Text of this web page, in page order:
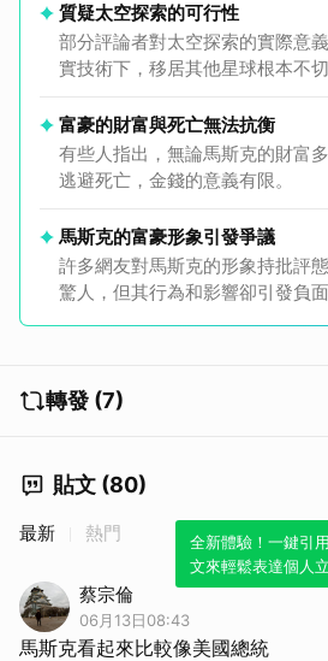
質疑太空探索的可行性
部分評論者對太空探索的實際意
實技術下，移居其他星球根本不切
富豪的財富與死亡無法抗衡
有些人指出，無論馬斯克的財富
逃避死亡，金錢的意義有限。
馬斯克的富豪形象引發爭議
許多網友對馬斯克的形象持批評
驚人，但其行為和影響卻引發負面
轉發 (7)
貼文 (80)
全新體驗！一鍵引
文來輕鬆表達個人立
最新 熱門
蔡宗倫
06月13日08:43
馬斯克看起來比較像美國總統